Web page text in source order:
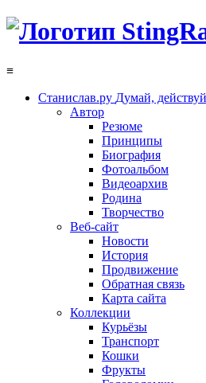
≡
Станислав.ру Думай,
Автор
Резюме
Принципы
Биография
Фотоальбом
Видеоархив
Родина
Творчество
Веб-сайт
Новости
История
Продвижение
Обратная связь
Карта сайта
Коллекции
Курьёзы
Транспорт
Кошки
Фрукты